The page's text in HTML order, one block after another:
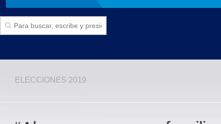
Politica
ELECCIONES 2019